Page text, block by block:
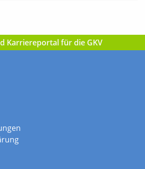
Karriereportal für die GKV